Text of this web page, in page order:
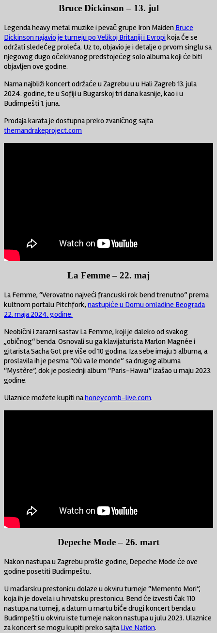
Bruce Dickinson – 13. jul
Legenda heavy metal muzike i pevač grupe Iron Maiden Bruce
Dickinson najavio je turneju po Velikoj Britaniji i Evropikoja će se
održati sledećeg proleća. Uz to, objavio je i detalje o prvom singlu sa
njegovog dugo očekivanog predstojećeg solo albuma koji će biti
objavljen ove godine.
Nama najbliži koncert održaće u Zagrebu u u Hali Zagreb 13. jula
2024. godine, te u Sofiji u Bugarskoj tri dana kasnije, kao i u
Budimpešti 1. juna.
Prodaja karata je dostupna preko zvaničnog sajta
themandrakeproject.com
La Femme – 22. maj
La Femme, “Verovatno najveći francuski rok bend trenutno” prema
kultnom portalu Pitchfork, nastupiće u Domu omladine Beograda
22. maja 2024. godine.
Neobični i zarazni sastav La Femme, koji je daleko od svakog
„običnog“ benda. Osnovali su ga klavijaturista Marlon Magnée i
gitarista Sacha Got pre više od 10 godina. Iza sebe imaju 5 albuma, a
proslavila ih je pesma “Où va le monde” sa drugog albuma
“Mystère”, dok je poslednji album “Paris-Hawaï“ izašao u maju 2023.
godine.
Ulaznice možete kupiti nahoneycomb-live.com.
Depeche Mode – 26. mart
Nakon nastupa u Zagrebu prošle godine, Depeche Mode će ove
godine posetiti Budimpeštu.
U mađarsku prestonicu dolaze u okviru turneje “Memento Mori”,
koja ih je dovela i u hrvatsku prestonicu. Bend će izvesti čak 110
nastupa na turneji, a datum u martu biće drugi koncert benda u
Budimpešti u okviru iste turneje nakon nastupa u julu 2023. Ulaznice
za koncert se mogu kupiti preko sajtaLive Nation.